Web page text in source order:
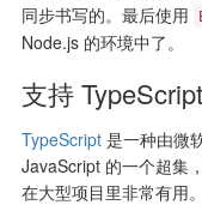
同步书写的。最后使用
Node.js 的环境中了。
支持 TypeScript
TypeScript是一种由微
JavaScript 的一个超集
在大型项目里非常有用。